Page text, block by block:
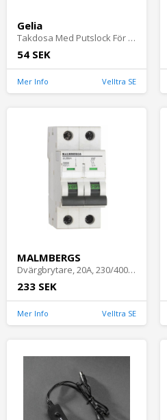
Gelia
Takdosa Med Putslock För Hög Och Låg Inbyggnad Gelia
54 SEK
Mer Info Velltra SE
MALMBERGS
Dvärgbrytare, 20A, 230/400V, 2Pol, C-Typ, Malmbergs 2149248
233 SEK
Mer Info Velltra SE